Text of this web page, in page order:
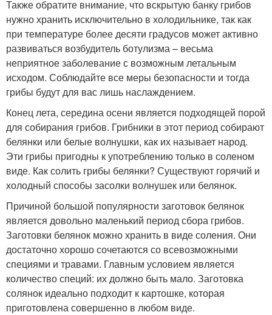
Также обратите внимание, что вскрытую банку грибов
нужно хранить исключительно в холодильнике, так как
при температуре более десяти градусов может активно
развиваться возбудитель ботулизма – весьма
неприятное заболевание с возможным летальным
исходом. Соблюдайте все меры безопасности и тогда
грибы будут для вас лишь наслаждением.
Конец лета, середина осени является подходящей порой
для собирания грибов. Грибники в этот период собирают
белянки или белые волнушки, как их называет народ.
Эти грибы пригодны к употреблению только в соленом
виде. Как солить грибы белянки? Существуют горячий и
холодный способы засолки волнушек или белянок.
Причиной большой популярности заготовок белянок
является довольно маленький период сбора грибов.
Заготовки белянок можно хранить в виде соления. Они
достаточно хорошо сочетаются со всевозможными
специями и травами. Главным условием является
количество специй: их должно быть мало. Заготовка
солянок идеально подходит к картошке, которая
приготовлена совершенно в любом виде.